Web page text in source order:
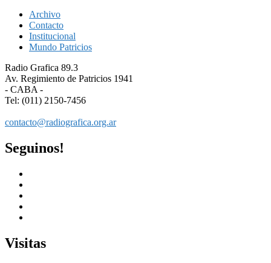
Archivo
Contacto
Institucional
Mundo Patricios
Radio Grafica 89.3
Av. Regimiento de Patricios 1941
- CABA -
Tel: (011) 2150-7456
contacto@radiografica.org.ar
Seguinos!
Visitas